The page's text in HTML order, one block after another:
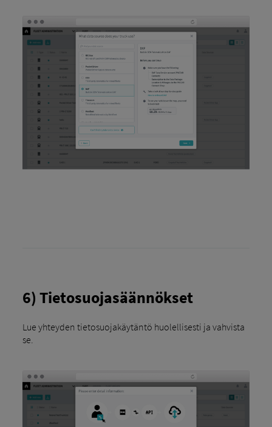
6) Tietosuojasäännökset
Lue yhteyden tietosuojakäytäntö huolellisesti ja vahvista
se.